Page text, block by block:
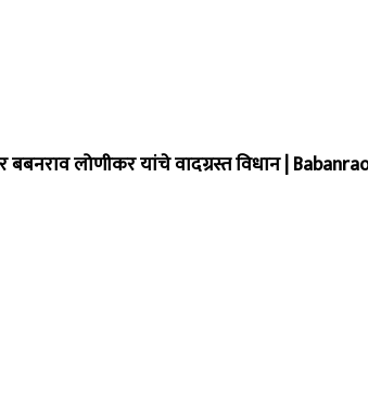
बबनराव लोणीकर यांचे वादग्रस्त विधान |